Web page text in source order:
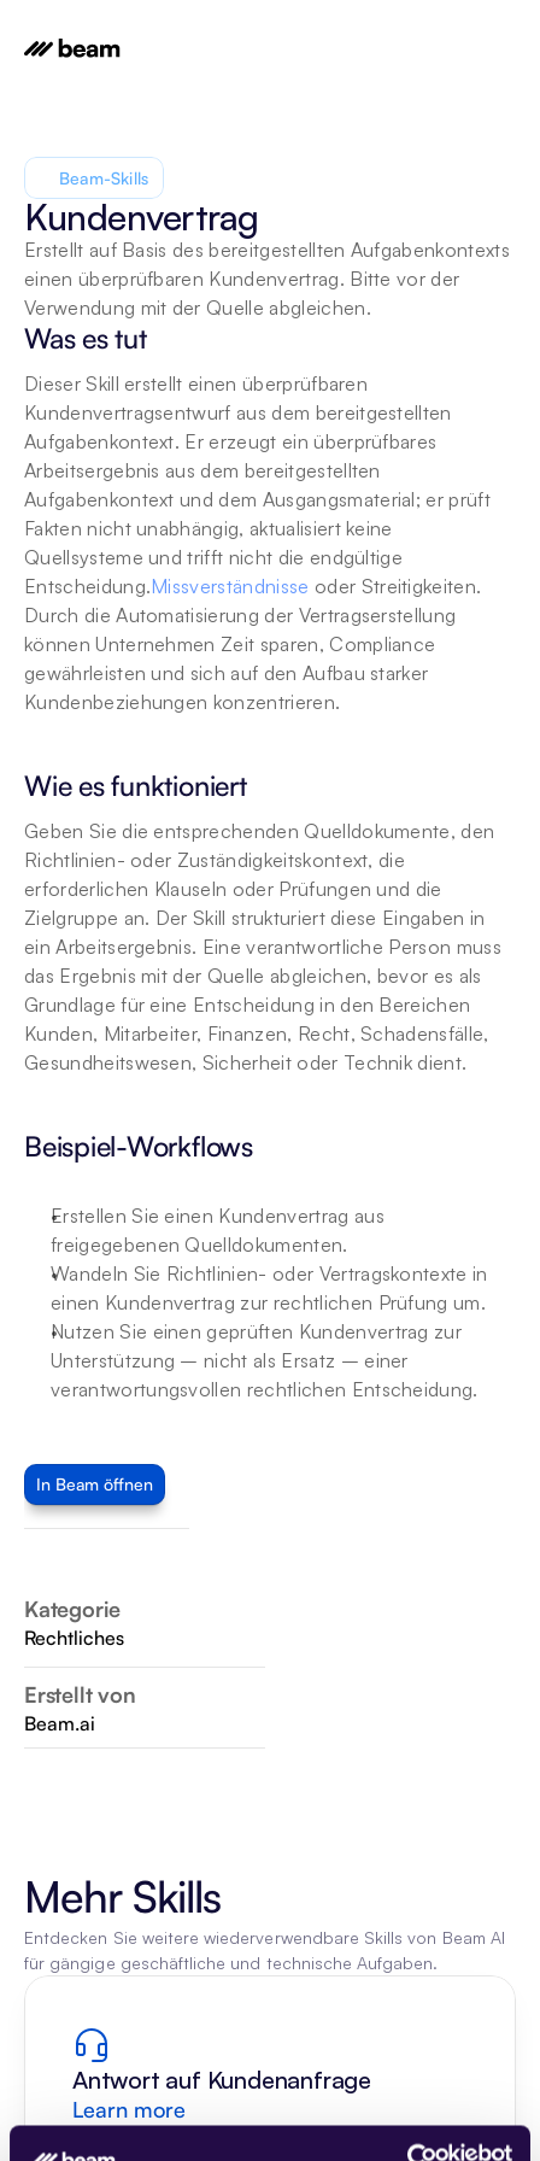
In Beam öffnen
Kategorie
Rechtliches
Erstellt von
Beam.ai
Beam-Skills
Kundenvertrag
Erstellt auf Basis des bereitgestellten Aufgabenkontexts
einen überprüfbaren Kundenvertrag. Bitte vor der
Verwendung mit der Quelle abgleichen.
Was es tut
Dieser Skill erstellt einen überprüfbaren
Kundenvertragsentwurf aus dem bereitgestellten
Aufgabenkontext. Er erzeugt ein überprüfbares
Arbeitsergebnis aus dem bereitgestellten
Aufgabenkontext und dem Ausgangsmaterial; er prüft
Fakten nicht unabhängig, aktualisiert keine
Quellsysteme und trifft nicht die endgültige
Entscheidung.Missverständnisse oder Streitigkeiten.
Durch die Automatisierung der Vertragserstellung
können Unternehmen Zeit sparen, Compliance
gewährleisten und sich auf den Aufbau starker
Kundenbeziehungen konzentrieren.
Wie es funktioniert
Geben Sie die entsprechenden Quelldokumente, den
Richtlinien- oder Zuständigkeitskontext, die
erforderlichen Klauseln oder Prüfungen und die
Zielgruppe an. Der Skill strukturiert diese Eingaben in
ein Arbeitsergebnis. Eine verantwortliche Person muss
das Ergebnis mit der Quelle abgleichen, bevor es als
Grundlage für eine Entscheidung in den Bereichen
Kunden, Mitarbeiter, Finanzen, Recht, Schadensfälle,
Gesundheitswesen, Sicherheit oder Technik dient.
Beispiel-Workflows
Erstellen Sie einen Kundenvertrag aus
freigegebenen Quelldokumenten.
Wandeln Sie Richtlinien- oder Vertragskontexte in
einen Kundenvertrag zur rechtlichen Prüfung um.
Nutzen Sie einen geprüften Kundenvertrag zur
Unterstützung – nicht als Ersatz – einer
verantwortungsvollen rechtlichen Entscheidung.
Mehr Skills
Entdecken Sie weitere wiederverwendbare Skills von Beam AI
für gängige geschäftliche und technische Aufgaben.
Antwort auf Kundenanfrage
Learn more